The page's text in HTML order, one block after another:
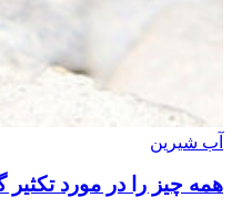
آب شیرین
همه چیز را در مورد تکثیر